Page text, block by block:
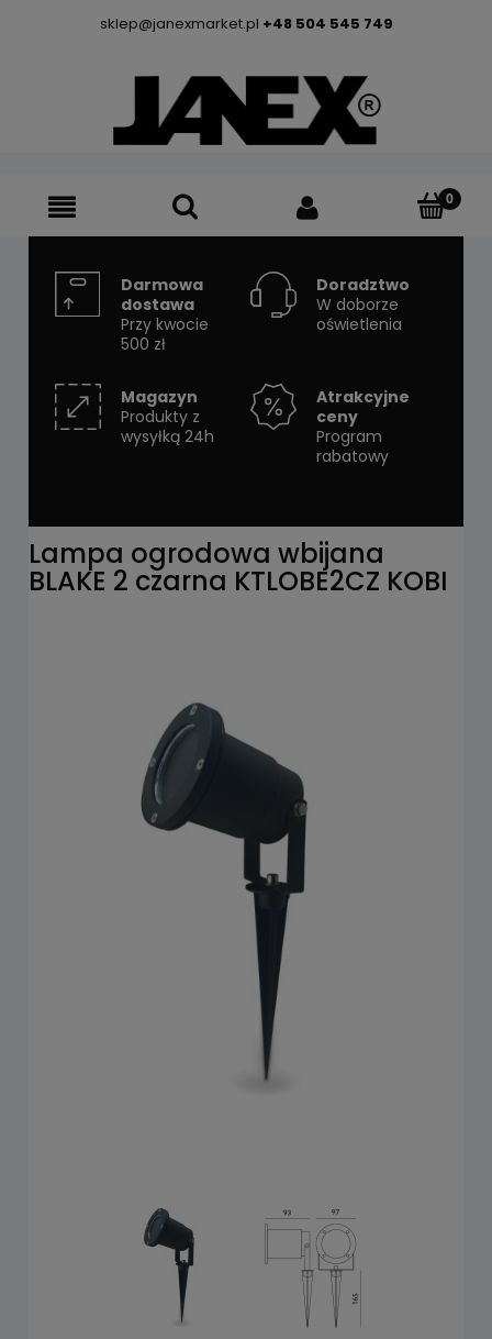
sklep@janexmarket.pl +48 504 545 749
Darmowa
dostawa
Przy kwocie
500 zł
Doradztwo
W doborze
oświetlenia
Magazyn
Produkty z
wysyłką 24h
Atrakcyjne
ceny
Program
rabatowy
Lampa ogrodowa wbijana
BLAKE 2 czarna KTLOBE2CZ KOBI